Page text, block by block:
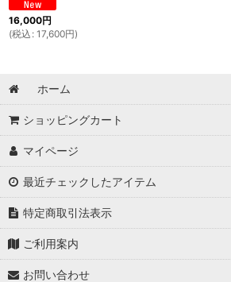
16,000円
(税込 : 17,600円)
ホーム
ショッピングカート
マイページ
最近チェックしたアイテム
特定商取引法表示
ご利用案内
お問い合わせ